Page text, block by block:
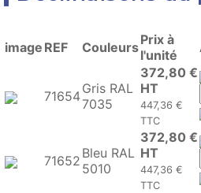
image REF CouleursPrix à
l'unité
71654Gris RAL
7035
372,80 €
HT
447,36 €
TTC
71652 Bleu RAL
5010
372,80 €
HT
447,36 €
TTC